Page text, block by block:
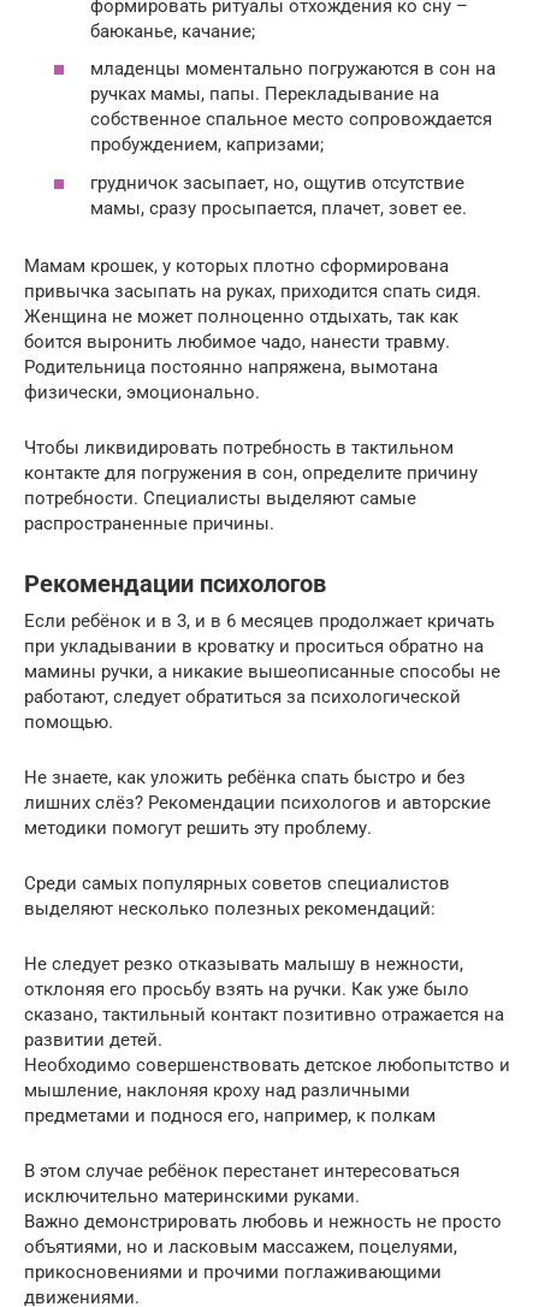
формировать ритуалы отхождения ко сну –
баюканье, качание;
младенцы моментально погружаются в сон на
ручках мамы, папы. Перекладывание на
собственное спальное место сопровождается
пробуждением, капризами;
грудничок засыпает, но, ощутив отсутствие
мамы, сразу просыпается, плачет, зовет ее.
Мамам крошек, у которых плотно сформирована
привычка засыпать на руках, приходится спать сидя.
Женщина не может полноценно отдыхать, так как
боится выронить любимое чадо, нанести травму.
Родительница постоянно напряжена, вымотана
физически, эмоционально.
Чтобы ликвидировать потребность в тактильном
контакте для погружения в сон, определите причину
потребности. Специалисты выделяют самые
распространенные причины.
Рекомендации психологов
Если ребёнок и в 3, и в 6 месяцев продолжает кричать
при укладывании в кроватку и проситься обратно на
мамины ручки, а никакие вышеописанные способы не
работают, следует обратиться за психологической
помощью.
Не знаете, как уложить ребёнка спать быстро и без
лишних слёз? Рекомендации психологов и авторские
методики помогут решить эту проблему.
Среди самых популярных советов специалистов
выделяют несколько полезных рекомендаций:
Не следует резко отказывать малышу в нежности,
отклоняя его просьбу взять на ручки. Как уже было
сказано, тактильный контакт позитивно отражается на
развитии детей.
Необходимо совершенствовать детское любопытство и
мышление, наклоняя кроху над различными
предметами и поднося его, например, к полкам
В этом случае ребёнок перестанет интересоваться
исключительно материнскими руками.
Важно демонстрировать любовь и нежность не просто
объятиями, но и ласковым массажем, поцелуями,
прикосновениями и прочими поглаживающими
движениями.